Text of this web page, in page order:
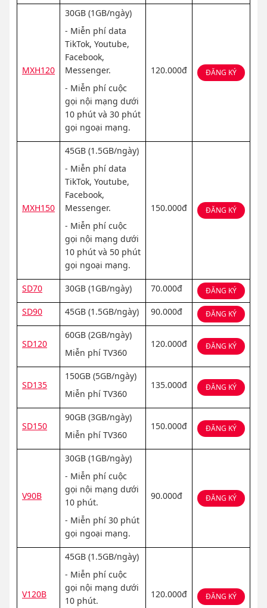
MXH120
30GB (1GB/ngày)
- Miễn phí data
TikTok, Youtube,
Facebook,
Messenger.
- Miễn phí cuộc
gọi nội mạng dưới
10 phút và 30 phút
gọi ngoại mạng.
120.000đ ĐĂNG KÝ
MXH150
45GB (1.5GB/ngày)
- Miễn phí data
TikTok, Youtube,
Facebook,
Messenger.
- Miễn phí cuộc
gọi nội mạng dưới
10 phút và 50 phút
gọi ngoại mạng.
150.000đ ĐĂNG KÝ
SD70 30GB (1GB/ngày) 70.000đ ĐĂNG KÝ
SD90 45GB (1.5GB/ngày) 90.000đ ĐĂNG KÝ
SD120
60GB (2GB/ngày)
Miễn phí TV360
120.000đ ĐĂNG KÝ
SD135
150GB (5GB/ngày)
Miễn phí TV360
135.000đ ĐĂNG KÝ
SD150
90GB (3GB/ngày)
Miễn phí TV360
150.000đ ĐĂNG KÝ
V90B
30GB (1GB/ngày)
- Miễn phí cuộc
gọi nội mạng dưới
10 phút.
- Miễn phí 30 phút
gọi ngoại mạng.
90.000đ ĐĂNG KÝ
V120B
45GB (1.5GB/ngày)
- Miễn phí cuộc
gọi nội mạng dưới
10 phút.
120.000đ ĐĂNG KÝ